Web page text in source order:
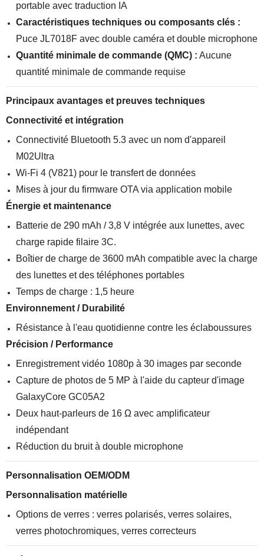
portable avec traduction IA
Caractéristiques techniques ou composants clés :
Puce JL7018F avec double caméra et double microphone
Quantité minimale de commande (QMC) : Aucune
quantité minimale de commande requise
Principaux avantages et preuves techniques
Connectivité et intégration
Connectivité Bluetooth 5.3 avec un nom d'appareil
M02Ultra
Wi-Fi 4 (V821) pour le transfert de données
Mises à jour du firmware OTA via application mobile
Énergie et maintenance
Batterie de 290 mAh / 3,8 V intégrée aux lunettes, avec
charge rapide filaire 3C.
Boîtier de charge de 3600 mAh compatible avec la charge
des lunettes et des téléphones portables
Temps de charge : 1,5 heure
Environnement / Durabilité
Résistance à l'eau quotidienne contre les éclaboussures
Précision / Performance
Enregistrement vidéo 1080p à 30 images par seconde
Capture de photos de 5 MP à l'aide du capteur d'image
GalaxyCore GC05A2
Deux haut-parleurs de 16 Ω avec amplificateur
indépendant
Réduction du bruit à double microphone
Personnalisation OEM/ODM
Personnalisation matérielle
Options de verres : verres polarisés, verres solaires,
verres photochromiques, verres correcteurs